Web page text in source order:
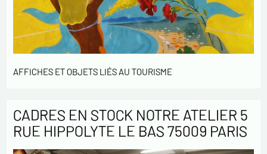
AFFICHES ET OBJETS LIÉS AU TOURISME
CADRES EN STOCK NOTRE ATELIER 5
RUE HIPPOLYTE LE BAS 75009 PARIS